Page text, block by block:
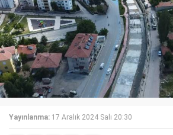
Yayınlanma: 17 Aralık 2024 Salı 20:30